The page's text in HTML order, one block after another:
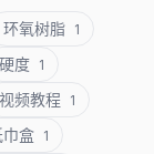
环氧树脂 1
硬度 1
视频教程 1
巾盒 1